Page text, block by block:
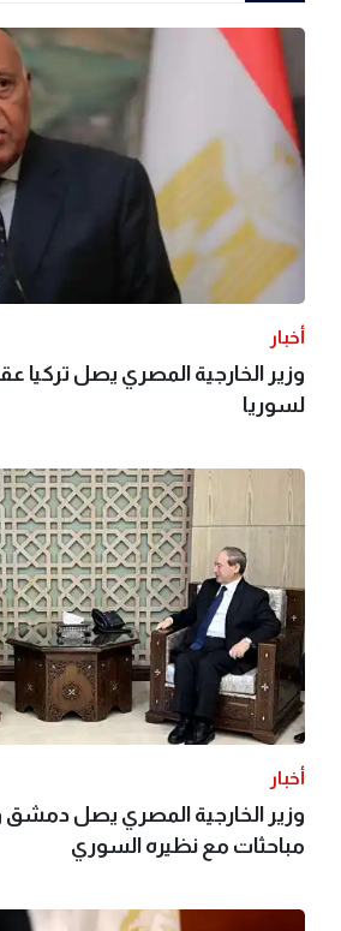
أخبار
وزير الخارجية المصري يصل تركيا
لسوريا
أخبار
وزير الخارجية المصري يصل
مباحثات مع نظيره السوري